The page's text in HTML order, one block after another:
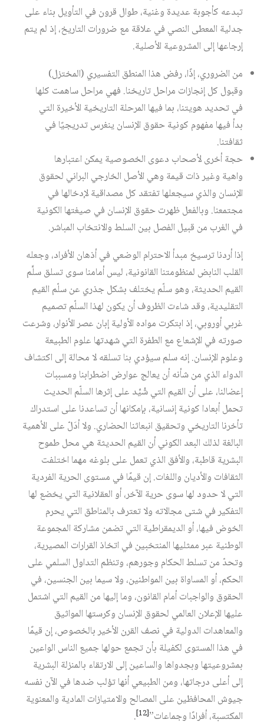
تبدعه كأجوبة عديدة وغنية، طوال قرون في التأويل بناء على
جدلية المعطى النصي في علاقة مع ضرورات التاريخ، إذ لم يتم
إرجاعها إلى المشروعية الأصلية.
من الضروري، إذًا، رفض هذا المنطق التفسيري (المختزل)
وقبول كل إنجازات مراحل تاريخنا. فهي مراحل ساهمت كلها
في تحديد هويتنا، بما فيها المرحلة التاريخية الأخيرة التي
بدأ فيها مفهوم كونية حقوق الإنسان ينغرس تدريجيًا في
ثقافتنا.
حجة أخرى لأصحاب دعوى الخصوصية يمكن اعتبارها
واهية وغير ذات قيمة وهي الأصل الخارجي البراني لحقوق
الإنسان والذي سيجعلها تفتقد كل مصداقية لإدخالها في
مجتمعنا. وبالفعل ظهرت حقوق الإنسان في صيغتها الكونية
في الغرب من قبيل الفصل بين السلط والانتخاب المباشر.
إذا أردنا ترسيخ مبدأ الاحترام الوضعي في أذهان الأفراد، وجعله
القلب النابض لمنظومتنا القانونية، ليس أمامنا سوى تسلق سلَّم
القيم الحديثة، وهو سلّم يختلف بشكل جذري عن سلّم القيم
التقليدية، وقد شاءت الظروف أن يكون لهذا السلّم تصميم
غربي أوروبي، إذ ابتكرت مواده الأولية إبان عصر الأنوار، وشرعت
صورته في الإشعاع مع الطفرة التي شهدتها علوم الطبيعة
وعلوم الإنسان. إنه سلم سيؤدي بنا تسلقه لا محالة إلى اكتشاف
الدواء الذي من شأنه أن يعالج عوارض اضطرابنا ومسببات
إعضالنا، على أن القيم التي شُيِّد على إثرها السلّم الحديث
تحمل أبعادا كونية إنسانية، بإمكانها أن تساعدنا على استدراك
تأخرنا التاريخي وتحقيق انبعاثنا الحضاري. ولا أدَلّ على الأهمية
البالغة لذلك البعد الكوني أن القيم الحديثة هي محل طموح
البشرية قاطبة، والأفق الذي تعمل على بلوغه مهما اختلفت
الثقافات والأديان واللغات. إن قيمًا في مستوى الحرية الفردية
التي لا حدود لها سوى حرية الآخر، أو العقلانية التي يخضع لها
التفكير في شتى مجالاته ولا تعترف بالمناطق التي يحرم
الخوض فيها، أو الديمقراطية التي تضمن مشاركة المجموعة
الوطنية عبر ممثليها المنتخبين في اتخاذ القرارات المصيرية،
وتحدّ من تسلط الحكام وجورهم، وتنظم التداول السلمي على
الحكم، أو المساواة بين المواطنين، ولا سيما بين الجنسين، في
الحقوق والواجبات أمام القانون، وما إليها من القيم التي اشتمل
عليها الإعلان العالمي لحقوق الإنسان وكرستها المواثيق
والمعاهدات الدولية في نصف القرن الأخير بالخصوص، إن قيمًا
في هذا المستوى لكفيلة بأن تجمع حولها جميع الناس الواعين
بمشروعيتها وبجدواها والساعين إلى الارتقاء بالمنزلة البشرية
إلى أعلى درجاتها، ومن الطبيعي أنها تؤلب ضدها في الآن نفسه
جيوش المحافظين على المصالح والامتيازات المادية والمعنوية
المكتسبة، أفرادًا وجماعات”[12]
.